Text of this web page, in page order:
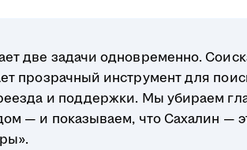
две задачи одновременно.
прозрачный инструмент для
и поддержки. Мы убираем
— и показываем, что Сахалин —